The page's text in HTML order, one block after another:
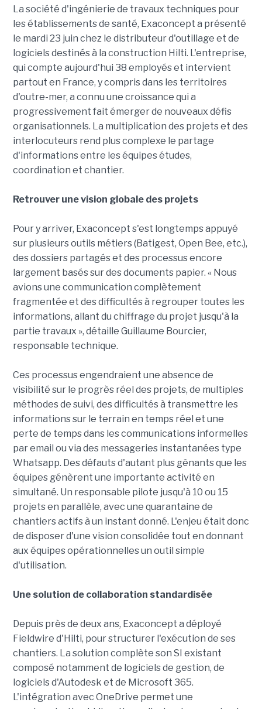
La société d'ingénierie de travaux techniques pour
les établissements de santé, Exaconcept a présenté
le mardi 23 juin chez le distributeur d'outillage et de
logiciels destinés à la construction Hilti. L'entreprise,
qui compte aujourd'hui 38 employés et intervient
partout en France, y compris dans les territoires
d'outre-mer, a connu une croissance qui a
progressivement fait émerger de nouveaux défis
organisationnels. La multiplication des projets et des
interlocuteurs rend plus complexe le partage
d'informations entre les équipes études,
coordination et chantier.
Retrouver une vision globale des projets
Pour y arriver, Exaconcept s'est longtemps appuyé
sur plusieurs outils métiers (Batigest, Open Bee, etc.),
des dossiers partagés et des processus encore
largement basés sur des documents papier. « Nous
avions une communication complètement
fragmentée et des difficultés à regrouper toutes les
informations, allant du chiffrage du projet jusqu'à la
partie travaux », détaille Guillaume Bourcier,
responsable technique.
Ces processus engendraient une absence de
visibilité sur le progrès réel des projets, de multiples
méthodes de suivi, des difficultés à transmettre les
informations sur le terrain en temps réel et une
perte de temps dans les communications informelles
par email ou via des messageries instantanées type
Whatsapp. Des défauts d'autant plus gênants que les
équipes génèrent une importante activité en
simultané. Un responsable pilote jusqu'à 10 ou 15
projets en parallèle, avec une quarantaine de
chantiers actifs à un instant donné. L'enjeu était donc
de disposer d'une vision consolidée tout en donnant
aux équipes opérationnelles un outil simple
d'utilisation.
Une solution de collaboration standardisée
Depuis près de deux ans, Exaconcept a déployé
Fieldwire d'Hilti, pour structurer l'exécution de ses
chantiers. La solution complète son SI existant
composé notamment de logiciels de gestion, de
logiciels d'Autodesk et de Microsoft 365.
L'intégration avec OneDrive permet une